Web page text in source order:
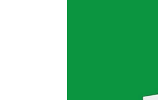
하면 된다! } 입력된
하면 된다! } 복잡한
하면 된다! } 순환 참